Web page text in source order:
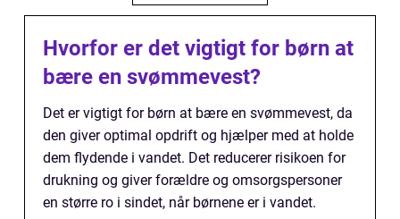
Hvorfor er det vigtigt for børn at
bære en svømmevest?
Det er vigtigt for børn at bære en svømmevest, da
den giver optimal opdrift og hjælper med at holde
dem flydende i vandet. Det reducerer risikoen for
drukning og giver forældre og omsorgspersoner
en større ro i sindet, når børnene er i vandet.